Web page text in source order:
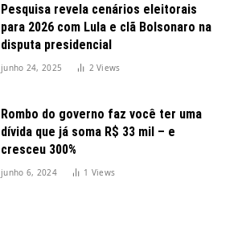
Pesquisa revela cenários eleitorais
para 2026 com Lula e clã Bolsonaro na
disputa presidencial
junho 24, 2025 2Views
Rombo do governo faz você ter uma
dívida que já soma R$ 33 mil – e
cresceu 300%
junho 6, 2024 1 Views